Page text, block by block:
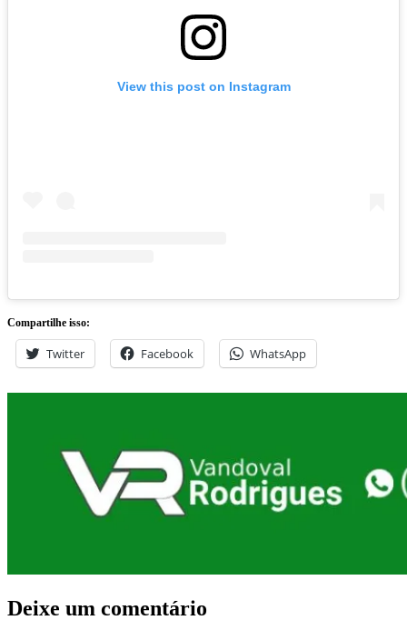
View this post on Instagram
Compartilhe isso:
Twitter Facebook WhatsApp
Deixe um comentário